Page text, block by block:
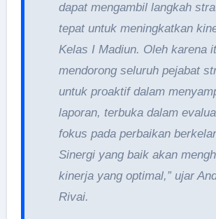
dapat mengambil langkah
tepat untuk meningkatkan
Kelas I Madiun. Oleh karena
mendorong seluruh pejabat
untuk proaktif dalam
laporan, terbuka dalam
fokus pada perbaikan
Sinergi yang baik akan
kinerja yang optimal,” ujar
Rivai.